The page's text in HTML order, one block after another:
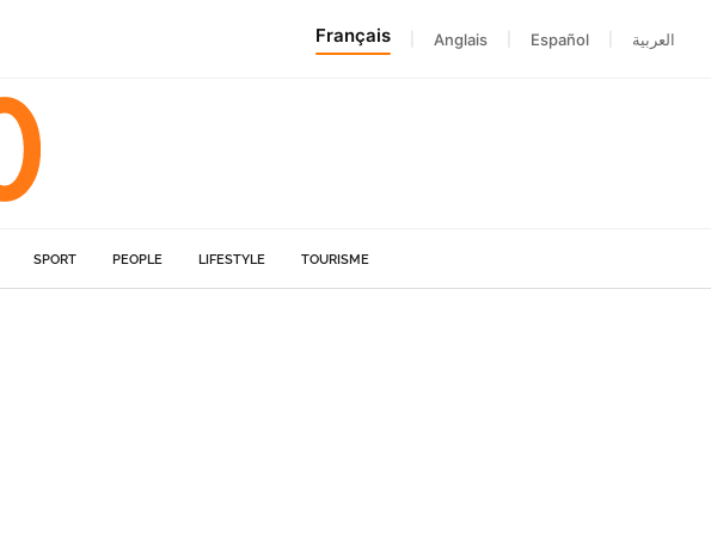
Français Anglais Español العربية
SPORT PEOPLE LIFESTYLE TOURISME